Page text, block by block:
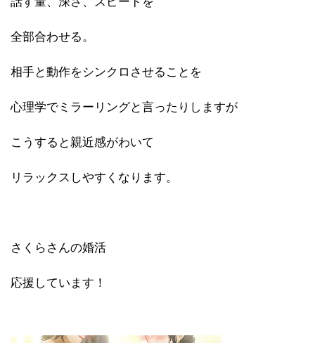
全部合わせる。
相手と動作をシンクロさせることを
心理学でミラーリングと言ったりしますが
こうすると親近感がわいて
リラックスしやすくなります。
さくらさんの婚活
応援しています！